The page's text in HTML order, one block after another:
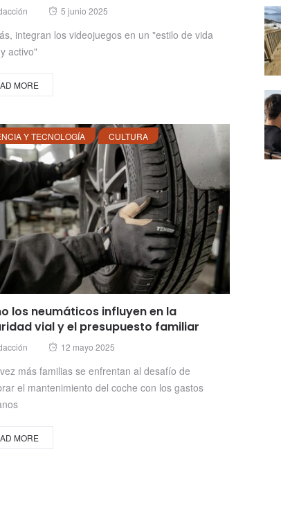
Posted
5 junio 2025
integran los videojuegos en un "estilo de vida
activo"
MORE
Y TECNOLOGÍA CULTURA
los neumáticos influyen en la
vial y el presupuesto familiar
Posted
12 mayo 2025
más familias se enfrentan al desafío de
el mantenimiento del coche con los gastos
MORE